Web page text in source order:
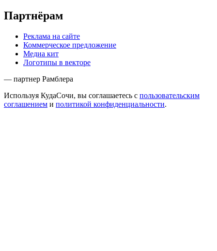
Партнёрам
Реклама на сайте
Коммерческое предложение
Медиа кит
Логотипы в векторе
— партнер Рамблера
Используя КудаСочи, вы соглашаетесь с пользовательским
соглашением и политикой конфиденциальности.